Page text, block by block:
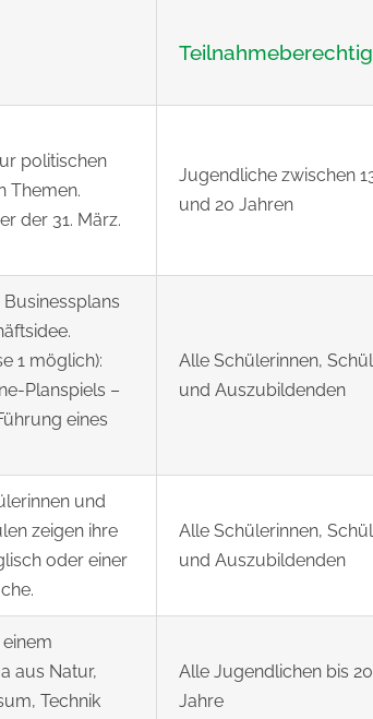
politischen
Themen.
der 31. März.
Jugendliche zwischen
und 20 Jahren
Businessplans
1 möglich):
Planspiels –
eines
Alle Schülerinnen,
und Auszubildenden
und
zeigen ihre
oder einer
Alle Schülerinnen,
und Auszubildenden
aus Natur,
Technik
Alle Jugendlichen bis 20
Jahre